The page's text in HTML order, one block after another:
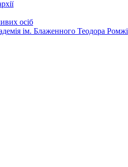
осіб
ім. Блаженного Теодора Ромжі